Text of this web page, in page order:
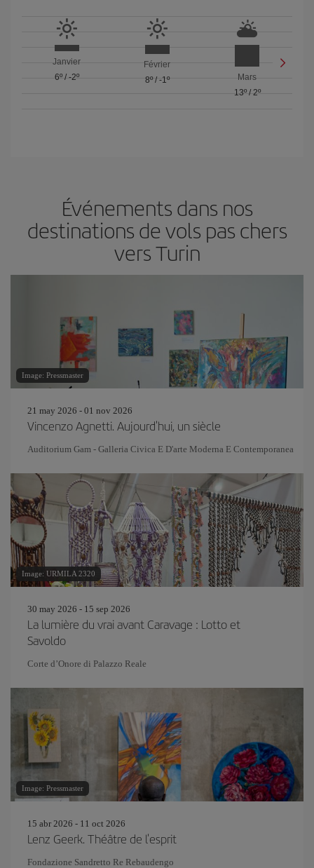
Janvier
6º/ -2º
Février
8º/ -1º
Mars
13º/ 2º
Événements dans nos
destinations de vols pas chers
vers Turin
Image: Pressmaster
21 may 2026 - 01 nov 2026
Vincenzo Agnetti. Aujourd'hui, un siècle
Auditorium Gam - Galleria Civica E D'arte Moderna E Contemporanea
Image: URMILA 2320
30 may 2026 - 15 sep 2026
La lumière du vrai avant Caravage : Lotto et
Savoldo
Corte d’Onore di Palazzo Reale
Image: Pressmaster
15 abr 2026 - 11 oct 2026
Lenz Geerk. Théâtre de l'esprit
Fondazione Sandretto Re Rebaudengo